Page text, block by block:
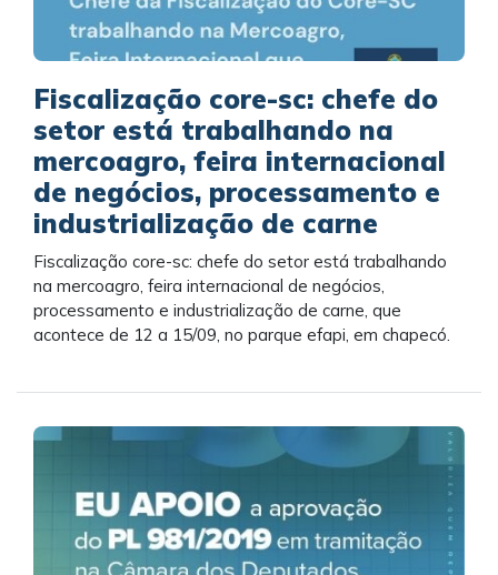
Fiscalização core-sc: chefe do
setor está trabalhando na
mercoagro, feira internacional
de negócios, processamento e
industrialização de carne
Fiscalização core-sc: chefe do setor está trabalhando
na mercoagro, feira internacional de negócios,
processamento e industrialização de carne, que
acontece de 12 a 15/09, no parque efapi, em chapecó.